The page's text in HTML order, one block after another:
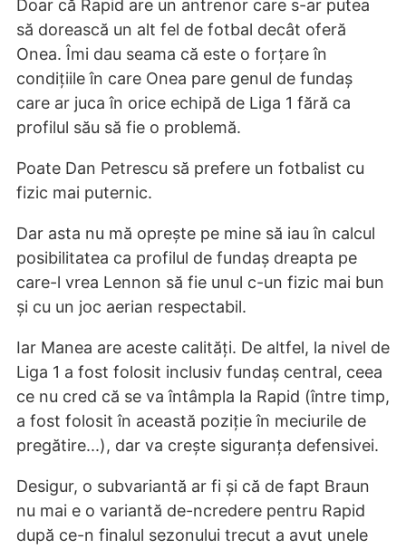
Doar că Rapid are un antrenor care s-ar putea
să dorească un alt fel de fotbal decât oferă
Onea. Îmi dau seama că este o forțare în
condițiile în care Onea pare genul de fundaș
care ar juca în orice echipă de Liga 1 fără ca
profilul său să fie o problemă.
Poate Dan Petrescu să prefere un fotbalist cu
fizic mai puternic.
Dar asta nu mă oprește pe mine să iau în calcul
posibilitatea ca profilul de fundaș dreapta pe
care-l vrea Lennon să fie unul c-un fizic mai bun
și cu un joc aerian respectabil.
Iar Manea are aceste calități. De altfel, la nivel de
Liga 1 a fost folosit inclusiv fundaș central, ceea
ce nu cred că se va întâmpla la Rapid (între timp,
a fost folosit în această poziție în meciurile de
pregătire...), dar va crește siguranța defensivei.
Desigur, o subvariantă ar fi și că de fapt Braun
nu mai e o variantă de-ncredere pentru Rapid
după ce-n finalul sezonului trecut a avut unele